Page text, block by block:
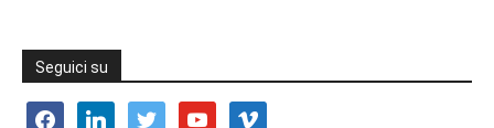
Seguici su
facebooklinkedin twitter youtube vimeo